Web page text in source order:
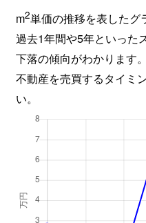
m2単価の推移を表したグ
過去1年間や5年といった
下落の傾向がわかります。
不動産を売買するタイミ
い。